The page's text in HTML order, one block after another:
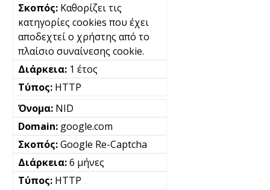
Καθορίζει τις
κατηγορίες cookies που έχει
αποδεχτεί ο χρήστης από το
πλαίσιο συναίνεσης cookie.
1 έτος
HTTP
NID
google.com
Google Re-Captcha
6 μήνες
HTTP